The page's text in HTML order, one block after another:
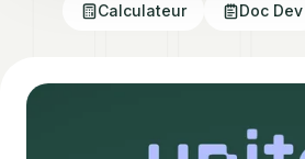
Calculateur Doc Dev